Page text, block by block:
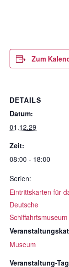
Zum
DETAILS
Datum:
01.12.29
Zeit:
08:00 - 18:00
Serien:
Eintrittskarten für
Deutsche
Schiffahrtsmuseum
Museum
Veranstaltung-